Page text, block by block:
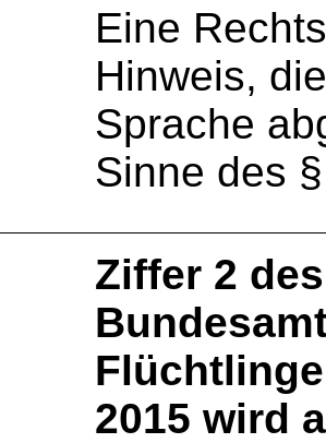
Eine
Hinweis,
Sprache
Sinne des
Ziffer 2
2015 wird